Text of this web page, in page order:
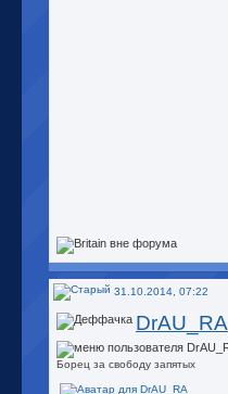
31.10.2014, 07:22
DrAU_RA
Борец за свободу запятых